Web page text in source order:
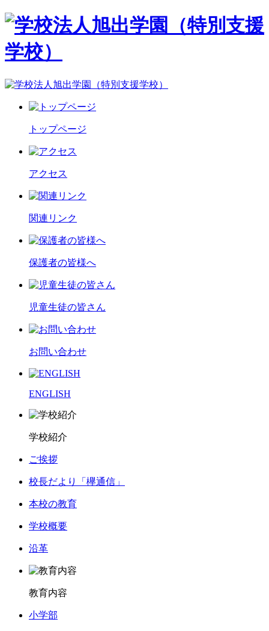
トップページ
アクセス
関連リンク
保護者の皆様へ
児童生徒の皆さん
お問い合わせ
ENGLISH
学校紹介
ご挨拶
校長だより「欅通信」
本校の教育
学校概要
沿革
教育内容
小学部